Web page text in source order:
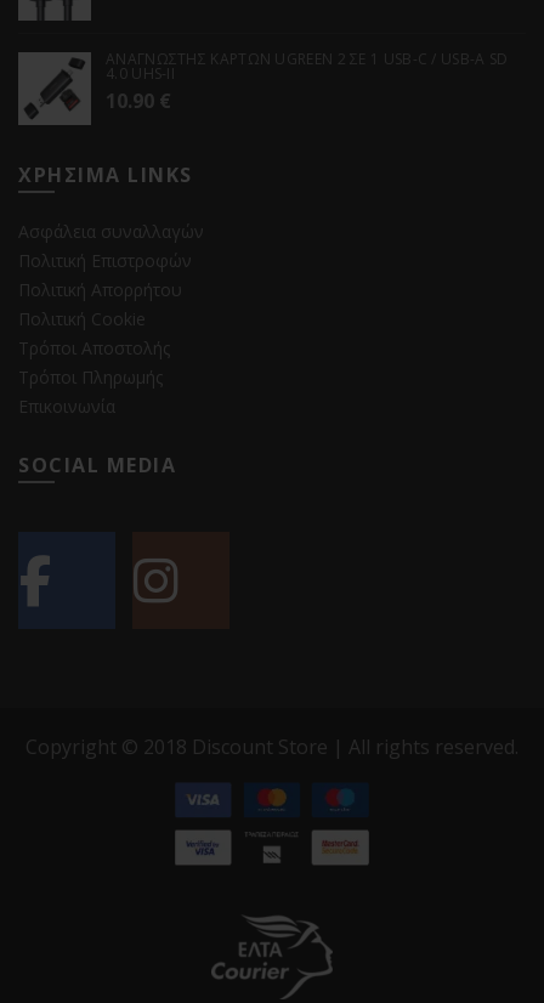
ΑΝΑΓΝΩΣΤΗΣ ΚΑΡΤΩΝ UGREEN 2 ΣΕ 1 USB-C / USB-A SD
4.0 UHS-II
10.90 €
ΧΡΗΣΙΜΑ LINKS
Ασφάλεια συναλλαγών
Πολιτική Επιστροφών
Πολιτική Απορρήτου
Πολιτική Cookie
Τρόποι Αποστολής
Τρόποι Πληρωμής
Επικοινωνία
SOCIAL MEDIA
Copyright © 2018 Discount Store | All rights reserved.